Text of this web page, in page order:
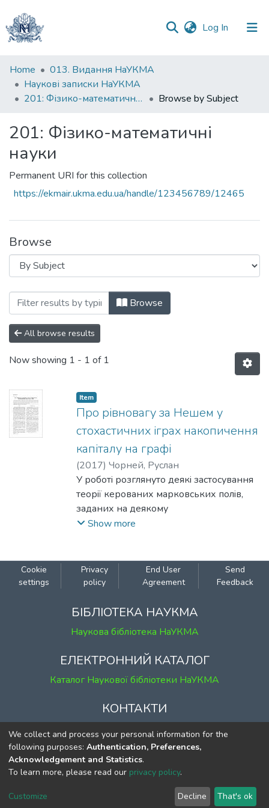
Log In (current)
Communities
&
Collections
Home
013. Видання НаУКМА
Наукові записки НаУКМА
201: Фізико-математичні науки
Browse by Subject
201: Фізико-математичні
науки
Permanent URI for this collection
https://ekmair.ukma.edu.ua/handle/123456789/12465
Browse
Browsing 201: Фізико-математичні
Browse
All browse results
Now showing 1 - 1 of 1
Item
Про рівновагу за Нешем у
стохастичних іграх накопичення
капіталу на графі
(2017) Чорней, Руслан
У роботi розглянуто деякi застосування
теорiї керованих марковських полiв,
заданих на деякому
скiнченному неорiєнтованому графi.
процесу описується через локальну i
синхронну змiну станiв вершин графа,
що приймаються в них. Основну увагу
знаходження рiвноваги за Нешем
для стохастичних iгор накопичення
капiталу з багатьма гравцями.
Show more
Cookie
settings
Privacy
policy
End User
Agreement
Send
Feedback
БІБЛІОТЕКА НАУКМА
Наукова бібліотека НаУКМА
ЕЛЕКТРОННИЙ КАТАЛОГ
Каталог Наукової бібліотеки НаУКМА
КОНТАКТИ
м. Київ, вул. Григорія Сковороди, 2
к. 1, к. 120
тел. (044) 463-69-31
ekmair@ukma.edu.ua
We collect and process your personal information for the
following purposes: Authentication, Preferences,
Acknowledgement and Statistics.
To learn more, please read our privacy policy.
Customize Decline That's ok